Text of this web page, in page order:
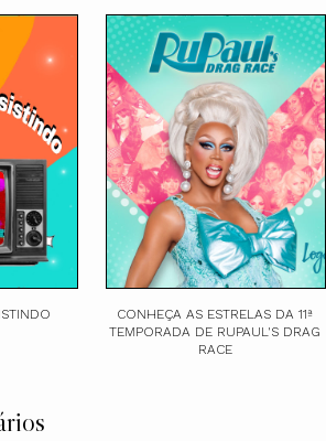
CONHEÇA AS ESTRELAS DA 11ª
TEMPORADA DE RUPAUL'S DRAG
RACE